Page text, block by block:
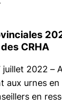
CRHA
2022 –
aux urnes
en